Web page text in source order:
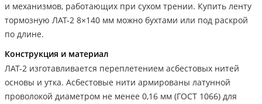
и механизмов, работающих при сухом трении. Купить ленту
тормозную ЛАТ-2 8×140 мм можно бухтами или под раскрой
по длине.
Конструкция и материал
ЛАТ-2 изготавливается переплетением асбестовых нитей
основы и утка. Асбестовые нити армированы латунной
проволокой диаметром не менее 0,16 мм (ГОСТ 1066) для